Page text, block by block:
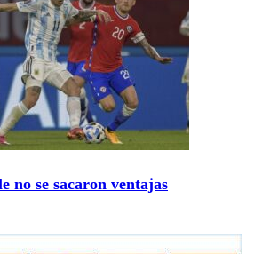
no se sacaron ventajas